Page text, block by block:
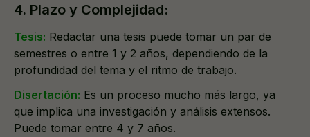
4. Plazo y Complejidad:
Tesis: Redactar una tesis puede tomar un par de
semestres o entre 1 y 2 años, dependiendo de la
profundidad del tema y el ritmo de trabajo.
Disertación: Es un proceso mucho más largo, ya
que implica una investigación y análisis extensos.
Puede tomar entre 4 y 7 años.